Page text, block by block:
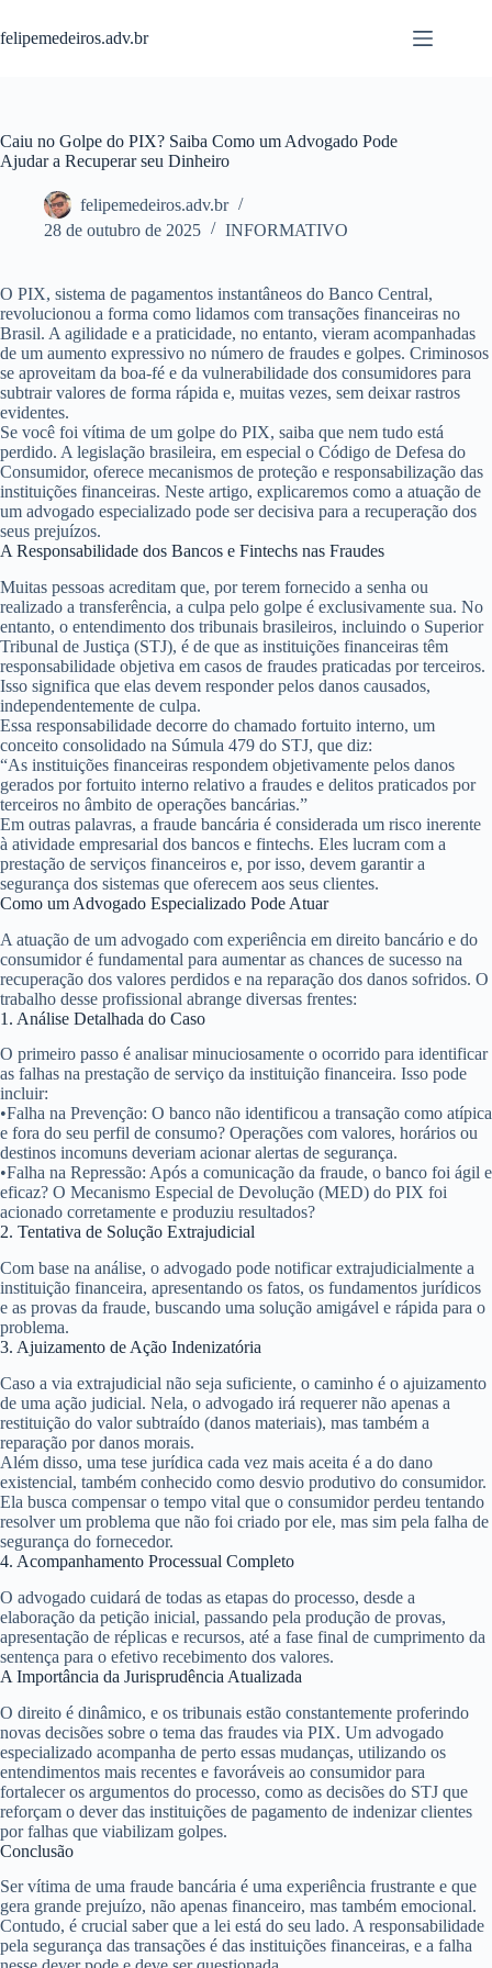
para
o
felipemedeiros.adv.br
Caiu no Golpe do PIX? Saiba Como um Advogado Pode
Ajudar a Recuperar seu Dinheiro
felipemedeiros.adv.br
28 de outubro de 2025
INFORMATIVO
O PIX, sistema de pagamentos instantâneos do Banco Central,
revolucionou a forma como lidamos com transações financeiras no
Brasil. A agilidade e a praticidade, no entanto, vieram acompanhadas
de um aumento expressivo no número de fraudes e golpes. Criminosos
se aproveitam da boa-fé e da vulnerabilidade dos consumidores para
subtrair valores de forma rápida e, muitas vezes, sem deixar rastros
evidentes.
Se você foi vítima de um golpe do PIX, saiba que nem tudo está
perdido. A legislação brasileira, em especial o Código de Defesa do
Consumidor, oferece mecanismos de proteção e responsabilização das
instituições financeiras. Neste artigo, explicaremos como a atuação de
um advogado especializado pode ser decisiva para a recuperação dos
seus prejuízos.
A Responsabilidade dos Bancos e Fintechs nas Fraudes
Muitas pessoas acreditam que, por terem fornecido a senha ou
realizado a transferência, a culpa pelo golpe é exclusivamente sua. No
entanto, o entendimento dos tribunais brasileiros, incluindo o Superior
Tribunal de Justiça (STJ), é de que as instituições financeiras têm
responsabilidade objetiva em casos de fraudes praticadas por terceiros.
Isso significa que elas devem responder pelos danos causados,
independentemente de culpa.
Essa responsabilidade decorre do chamado fortuito interno, um
conceito consolidado na Súmula 479 do STJ, que diz:
“As instituições financeiras respondem objetivamente pelos danos
gerados por fortuito interno relativo a fraudes e delitos praticados por
terceiros no âmbito de operações bancárias.”
Em outras palavras, a fraude bancária é considerada um risco inerente
à atividade empresarial dos bancos e fintechs. Eles lucram com a
prestação de serviços financeiros e, por isso, devem garantir a
segurança dos sistemas que oferecem aos seus clientes.
Como um Advogado Especializado Pode Atuar
A atuação de um advogado com experiência em direito bancário e do
consumidor é fundamental para aumentar as chances de sucesso na
recuperação dos valores perdidos e na reparação dos danos sofridos. O
trabalho desse profissional abrange diversas frentes:
1. Análise Detalhada do Caso
O primeiro passo é analisar minuciosamente o ocorrido para identificar
as falhas na prestação de serviço da instituição financeira. Isso pode
incluir:
•Falha na Prevenção: O banco não identificou a transação como atípica
e fora do seu perfil de consumo? Operações com valores, horários ou
destinos incomuns deveriam acionar alertas de segurança.
•Falha na Repressão: Após a comunicação da fraude, o banco foi ágil e
eficaz? O Mecanismo Especial de Devolução (MED) do PIX foi
acionado corretamente e produziu resultados?
2. Tentativa de Solução Extrajudicial
Com base na análise, o advogado pode notificar extrajudicialmente a
instituição financeira, apresentando os fatos, os fundamentos jurídicos
e as provas da fraude, buscando uma solução amigável e rápida para o
problema.
3. Ajuizamento de Ação Indenizatória
Caso a via extrajudicial não seja suficiente, o caminho é o ajuizamento
de uma ação judicial. Nela, o advogado irá requerer não apenas a
restituição do valor subtraído (danos materiais), mas também a
reparação por danos morais.
Além disso, uma tese jurídica cada vez mais aceita é a do dano
existencial, também conhecido como desvio produtivo do consumidor.
Ela busca compensar o tempo vital que o consumidor perdeu tentando
resolver um problema que não foi criado por ele, mas sim pela falha de
segurança do fornecedor.
4. Acompanhamento Processual Completo
O advogado cuidará de todas as etapas do processo, desde a
elaboração da petição inicial, passando pela produção de provas,
apresentação de réplicas e recursos, até a fase final de cumprimento da
sentença para o efetivo recebimento dos valores.
A Importância da Jurisprudência Atualizada
O direito é dinâmico, e os tribunais estão constantemente proferindo
novas decisões sobre o tema das fraudes via PIX. Um advogado
especializado acompanha de perto essas mudanças, utilizando os
entendimentos mais recentes e favoráveis ao consumidor para
fortalecer os argumentos do processo, como as decisões do STJ que
reforçam o dever das instituições de pagamento de indenizar clientes
por falhas que viabilizam golpes.
Conclusão
Ser vítima de uma fraude bancária é uma experiência frustrante e que
gera grande prejuízo, não apenas financeiro, mas também emocional.
Contudo, é crucial saber que a lei está do seu lado. A responsabilidade
pela segurança das transações é das instituições financeiras, e a falha